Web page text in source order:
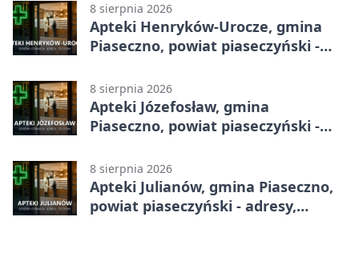
8 sierpnia 2026
Apteki Henryków-Urocze, gmina
Piaseczno, powiat piaseczyński -
8 sierpnia 2026
Apteki Józefosław, gmina
Piaseczno, powiat piaseczyński -
8 sierpnia 2026
Apteki Julianów, gmina Piaseczno,
powiat piaseczyński - adresy,